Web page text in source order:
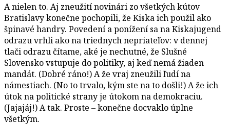
A nielen to. Aj zneužití novinári zo všetkých kútov
Bratislavy konečne pochopili, že Kiska ich použil ako
špinavé handry. Povedení a ponížení sa na Kiskajugend
odrazu vrhli ako na triednych nepriateľov: v dennej
tlači odrazu čítame, aké je nechutné, že Slušné
Slovensko vstupuje do politiky, aj keď nemá žiaden
mandát. (Dobré ráno!) A že vraj zneužili ľudí na
námestiach. (No to trvalo, kým ste na to došli!) A že ich
útok na politické strany je útokom na demokraciu.
(Jajajáj!) A tak. Proste – konečne docvaklo úplne
všetkým.